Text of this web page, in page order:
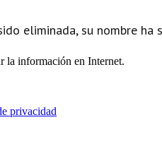
eliminada, su nombre
la información en Internet.
privacidad